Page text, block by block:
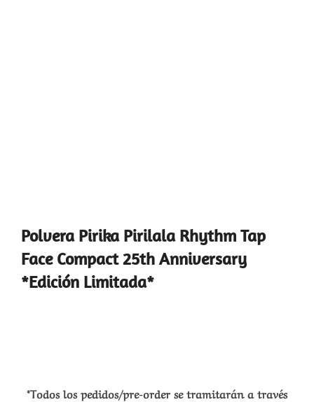
Polvera Pirika Pirilala Rhythm Tap
Face Compact 25th Anniversary
*Edición Limitada*
*Todos los pedidos/pre-order se tramitarán a través